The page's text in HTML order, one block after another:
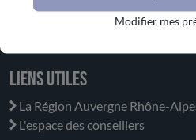
Clermont-Ferrand cedex 2
Liens utiles
La Région Auvergne Rhône-
L'espace des conseillers
Modifier mes